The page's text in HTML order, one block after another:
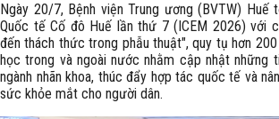
Ngày 20/7, Bệnh viện Trung ương (BVTW)
Quốc tế Cố đô Huế lần thứ 7 (ICEM 2026) với
đến thách thức trong phẫu thuật", quy tụ hơn
học trong và ngoài nước nhằm cập nhật những
ngành nhãn khoa, thúc đẩy hợp tác quốc tế và
sức khỏe mắt cho người dân.